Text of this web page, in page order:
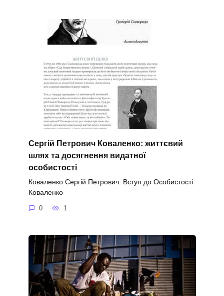
Сергій Петрович Коваленко: життєвий
шлях та досягнення видатної
особистості
Коваленко Сергій Петрович: Вступ до Особистості
Коваленко
0 1